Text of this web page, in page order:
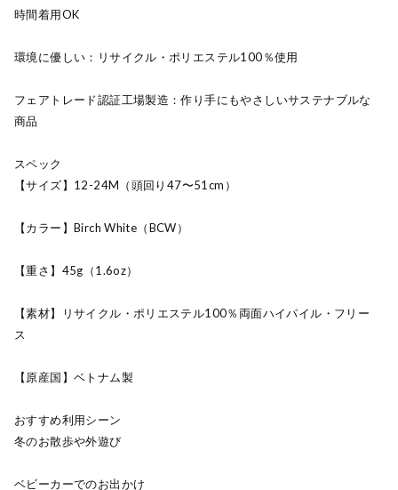
時間着用OK
環境に優しい：リサイクル・ポリエステル100％使用
フェアトレード認証工場製造：作り手にもやさしいサステナブルな
商品
スペック
【サイズ】12-24M（頭回り47〜51cm）
【カラー】Birch White（BCW）
【重さ】45g（1.6oz）
【素材】リサイクル・ポリエステル100％両面ハイパイル・フリー
ス
【原産国】ベトナム製
おすすめ利用シーン
冬のお散歩や外遊び
ベビーカーでのお出かけ